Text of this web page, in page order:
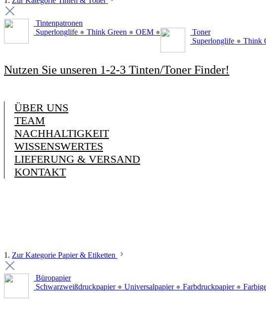
Tintenpatronen
Superlonglife ● Think Green ● OEM ●
Toner
Superlonglife ● Think
Nutzen Sie unseren 1-2-3 Tinten/Toner Finder!
ÜBER UNS
TEAM
NACHHALTIGKEIT
WISSENSWERTES
LIEFERUNG & VERSAND
KONTAKT
1. Zur Kategorie Papier & Etiketten
Büropapier
Schwarzweißdruckpapier ● Universalpapier ● Farbdruckpapier ●